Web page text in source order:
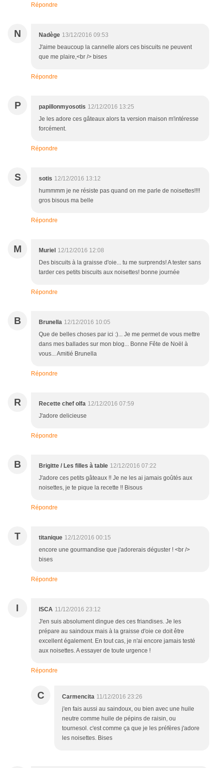
Répondre
N Nadège 13/12/2016 09:53
J'aime beaucoup la cannelle alors ces biscuits ne peuvent
que me plaire,<br /> bises
Répondre
P papillonmyosotis 12/12/2016 13:25
Je les adore ces gâteaux alors ta version maison m'intéresse
forcément.
Répondre
S sotis 12/12/2016 13:12
hummmm je ne résiste pas quand on me parle de noisettes!!!!
gros bisous ma belle
Répondre
M Muriel 12/12/2016 12:08
Des biscuits à la graisse d'oie... tu me surprends! A tester sans
tarder ces petits biscuits aux noisettes! bonne journée
Répondre
B Brunella 12/12/2016 10:05
Que de belles choses par ici :)... Je me permet de vous mettre
dans mes ballades sur mon blog... Bonne Fête de Noël à
vous... Amitié Brunella
Répondre
R Recette chef olfa 12/12/2016 07:59
J'adore delicieuse
Répondre
B Brigitte / Les filles à table 12/12/2016 07:22
J'adore ces petits gâteaux !! Je ne les ai jamais goûtés aux
noisettes, je te pique la recette !! Bisous
Répondre
T titanique 12/12/2016 00:15
encore une gourmandise que j'adorerais déguster ! <br />
bises
Répondre
I ISCA 11/12/2016 23:12
J'en suis absolument dingue des ces friandises. Je les
prépare au saindoux mais à la graisse d'oie ce doit être
excellent également. En tout cas, je n'ai encore jamais testé
aux noisettes. A essayer de toute urgence !
Répondre
C Carmencita 11/12/2016 23:26
j'en fais aussi au saindoux, ou bien avec une huile
neutre comme huile de pépins de raisin, ou
tournesol. c'est comme ça que je les préfères j'adore
les noisettes. Bises